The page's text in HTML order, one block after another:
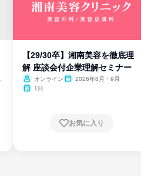
【29/30卒】湘南美容を徹底理
解 座談会付企業理解セミナー
オンライン
2026年8月・9月
1日
お気に入り